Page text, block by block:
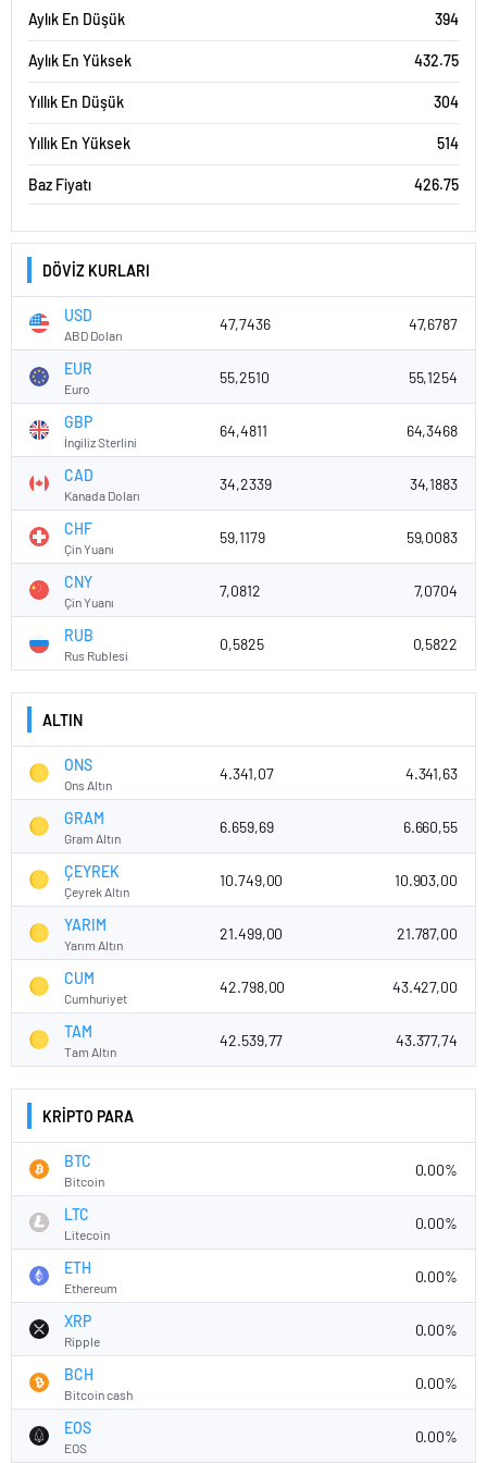
Aylık En Düşük 394
Aylık En Yüksek 432.75
Yıllık En Düşük 304
Yıllık En Yüksek 514
Baz Fiyatı 426.75
DÖVİZ KURLARI
USD
ABD Doları
47,7436 47,6787
EUR
Euro
55,2510 55,1254
GBP
İngiliz Sterlini
64,4811 64,3468
CAD
Kanada Doları
34,2339 34,1883
CHF
Çin Yuanı
59,1179 59,0083
CNY
Çin Yuanı
7,0812 7,0704
RUB
Rus Rublesi
0,5825 0,5822
ALTIN
ONS
Ons Altın
4.341,07 4.341,63
GRAM
Gram Altın
6.659,69 6.660,55
ÇEYREK
Çeyrek Altın
10.749,00 10.903,00
YARIM
Yarım Altın
21.499,00 21.787,00
CUM
Cumhuriyet
42.798,00 43.427,00
TAM
Tam Altın
42.539,77 43.377,74
KRİPTO PARA
BTC
Bitcoin
0.00%
LTC
Litecoin
0.00%
ETH
Ethereum
0.00%
XRP
Ripple
0.00%
BCH
Bitcoin cash
0.00%
EOS
EOS
0.00%